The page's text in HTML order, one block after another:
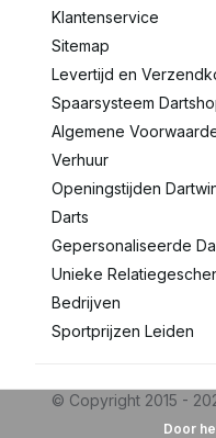
Klantenservice
Sitemap
Levertijd en
Spaarsysteem
Algemene
Verhuur
Openingstijden
Darts
Gepersonaliseerde
Unieke
Bedrijven
Sportprijzen Leiden
Door